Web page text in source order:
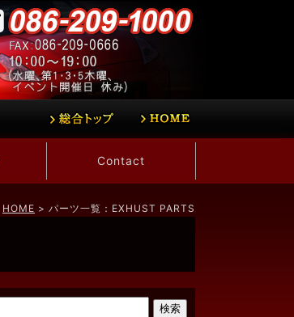
Contact
HOME > パーツ一覧：EXHUST PARTS